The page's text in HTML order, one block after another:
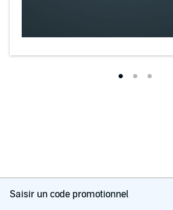
Saisir un code promotionnel